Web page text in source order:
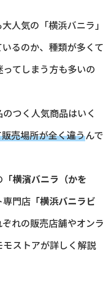
人気の「横浜バニラ」
るのか、種類が多くて
てしまう方も多いの
つく人気商品はいく
売場所が全く違うんで
「横濱バニラ（かを
専門店 「横浜バニラビ
れの販売店舗やオンラ
ストアが詳しく解説